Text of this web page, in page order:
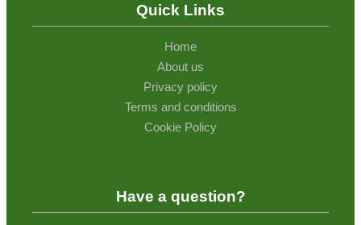
Quick Links
Home
About us
Privacy policy
Terms and conditions
Cookie Policy
Have a question?